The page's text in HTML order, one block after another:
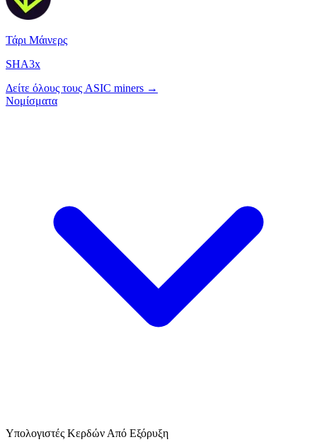
Τάρι Μάινερς
SHA3x
Δείτε όλους τους ASIC miners →
Νομίσματα
Υπολογιστές Κερδών Από Εξόρυξη